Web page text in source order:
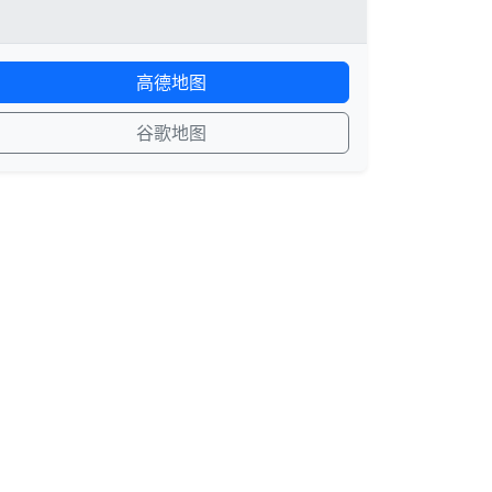
高德地图
谷歌地图